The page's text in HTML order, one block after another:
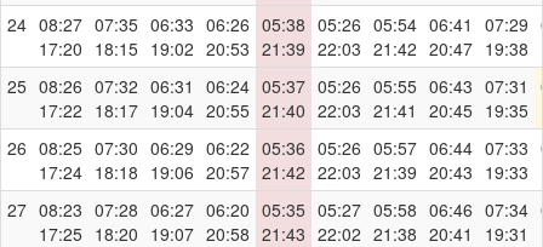
24 08:27
17:20
07:35
18:15
06:33
19:02
06:26
20:53
05:38
21:39
05:26
22:03
05:54
21:42
06:41
20:47
07:29
19:38
25 08:26
17:22
07:32
18:17
06:31
19:04
06:24
20:55
05:37
21:40
05:26
22:03
05:55
21:41
06:43
20:45
07:31
19:35
26 08:25
17:24
07:30
18:18
06:29
19:06
06:22
20:57
05:36
21:42
05:26
22:03
05:57
21:39
06:44
20:43
07:33
19:33
27 08:23
17:25
07:28
18:20
06:27
19:07
06:20
20:58
05:35
21:43
05:27
22:02
05:58
21:38
06:46
20:41
07:34
19:31